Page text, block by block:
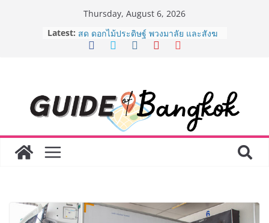
Thursday, August 6, 2026
Latest: “ตลาดดอกไม้สี่มุมเมือง” ศูนย์รวมดอกไม้
สด ดอกไม้ประดิษฐ์ พวงมาลัย และสังฆ
ครั้งแรกของไทย ส่งอุปกรณ์วิทยาศาสตร์
“CE-7 MATCH” ฝีมือคนไทย ร่วมภารกิจ
สำรวจดวงจันทร์ 24 สิงหาคมนี้
เจาะเบื้องหลังความสำเร็จของ The 1
Day 2026 จากแคมเปญสู่ Shopping
กลุ่มเซ็นทรัล สร้างยอดขายสูงสุดในรอบ
3 ปี